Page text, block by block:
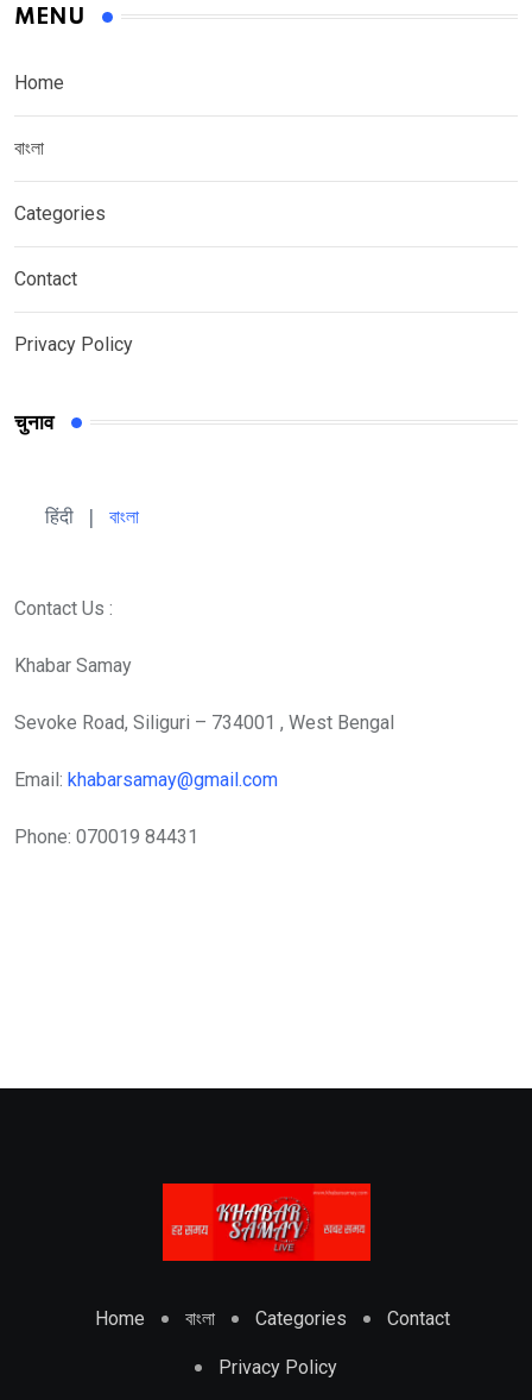
MENU
Home
বাংলা
Categories
Contact
Privacy Policy
चुनाव
हिंदी বাংলা
Contact Us :
Khabar Samay
Sevoke Road, Siliguri – 734001 , West Bengal
Email: khabarsamay@gmail.com
Phone: 070019 84431
Home বাংলা Categories Contact
Privacy Policy